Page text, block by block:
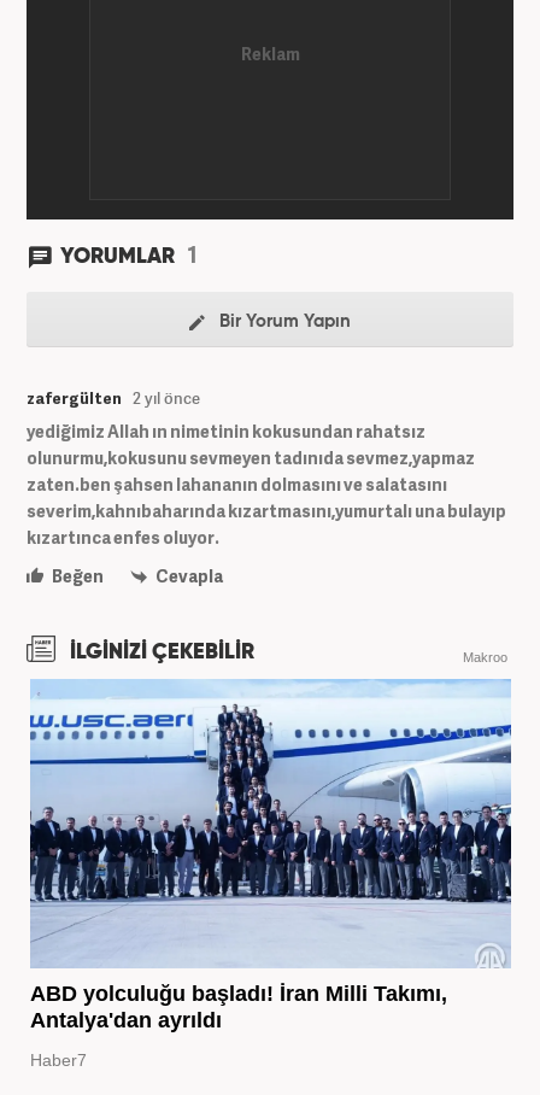
YORUMLAR 1
Bir Yorum Yapın
zafergülten 2 yıl önce
yediğimiz Allah ın nimetinin kokusundan rahatsız
olunurmu,kokusunu sevmeyen tadınıda sevmez,yapmaz
zaten.ben şahsen lahananın dolmasını ve salatasını
severim,kahnıbaharında kızartmasını,yumurtalı una bulayıp
kızartınca enfes oluyor.
Beğen
Cevapla
İLGİNİZİ ÇEKEBİLİR Makroo
ABD yolculuğu başladı! İran Milli Takımı,
Antalya'dan ayrıldı
Haber7